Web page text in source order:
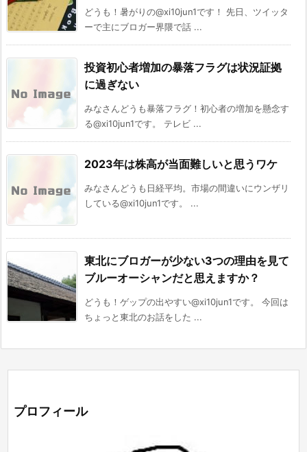
どうも！暑がりの@xi10jun1です！ 先日、ツイッタ
ーで主にブロガー界隈で話 ...
投資初心者増加の暴落フラグは状況証拠
に過ぎない
みなさんどうも暴落フラグ！初心者の増加を懸念す
る@xi10jun1です。 テレビ ...
2023年は株高が当面難しいと思うワケ
みなさんどうも日経平均。市場の間違いにウンザリ
している@xi10jun1です。 ...
東北にブロガーが少ない3つの理由を見て
ブルーオーシャンだと思えますか？
どうも！ゲップの出やすい@xi10jun1です。 今回は
ちょっと東北のお話をした ...
プロフィール